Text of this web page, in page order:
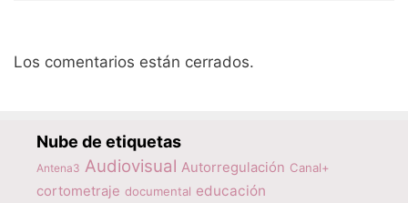
Los comentarios están cerrados.
Nube de etiquetas
Antena3 Audiovisual Autorregulación Canal+
cortometraje documental educación